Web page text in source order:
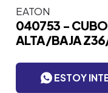
Itens da
EATON
040753 -
ALTA/BAJA
ESTOY